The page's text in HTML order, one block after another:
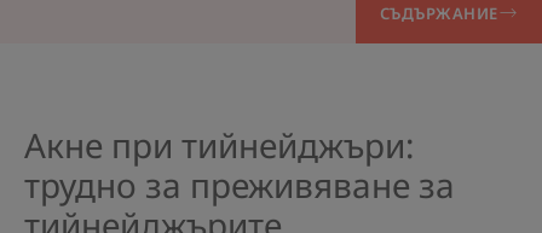
СЪДЪРЖАНИЕ
Акне при тийнейджъри:
трудно за преживяване за